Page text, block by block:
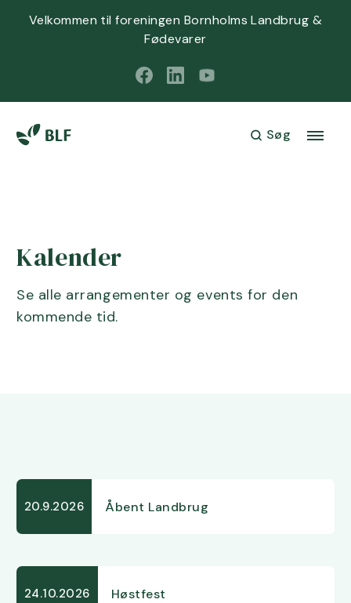
Velkommen til foreningen Bornholms Landbrug &
Fødevarer
Søg
Kalender
Se alle arrangementer og events for den
kommende tid.
20.9.2026 Åbent Landbrug
24.10.2026 Høstfest